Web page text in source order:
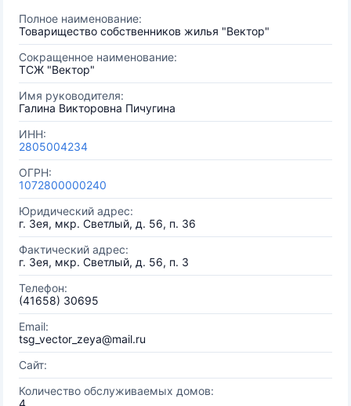
Полное наименование:
Товарищество собственников жилья "Вектор"
Сокращенное наименование:
ТСЖ "Вектор"
Имя руководителя:
Галина Викторовна Пичугина
ИНН:
2805004234
ОГРН:
1072800000240
Юридический адрес:
г. Зея, мкр. Светлый, д. 56, п. 36
Фактический адрес:
г. Зея, мкр. Светлый, д. 56, п. 3
Телефон:
(41658) 30695
Email:
tsg_vector_zeya@mail.ru
Сайт:
Количество обслуживаемых домов:
4